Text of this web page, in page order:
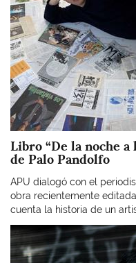
Libro “De la noche a
de Palo Pandolfo
APU dialogó con el
obra recientemente
cuenta la historia de un
Imagen